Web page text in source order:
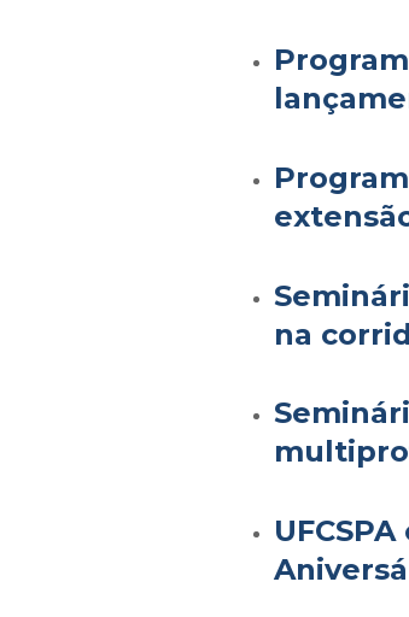
na